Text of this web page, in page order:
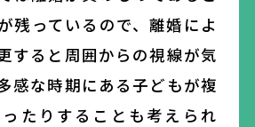
残っているので、離婚によ
すると周囲からの視線が気
感な時期にある子どもが複
たりすることも考えられ